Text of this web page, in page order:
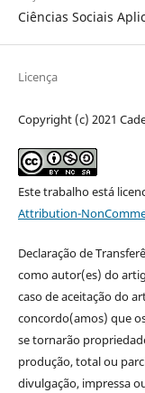
Ciências Sociais
Licença
Copyright (c) 2021
Este trabalho está
Attribution-
Declaração de
como autor(es) do
caso de aceitação do
concordo(amos) que
se tornarão
produção, total ou
divulgação, impressa